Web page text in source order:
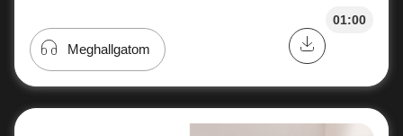
01:00
Meghallgatom